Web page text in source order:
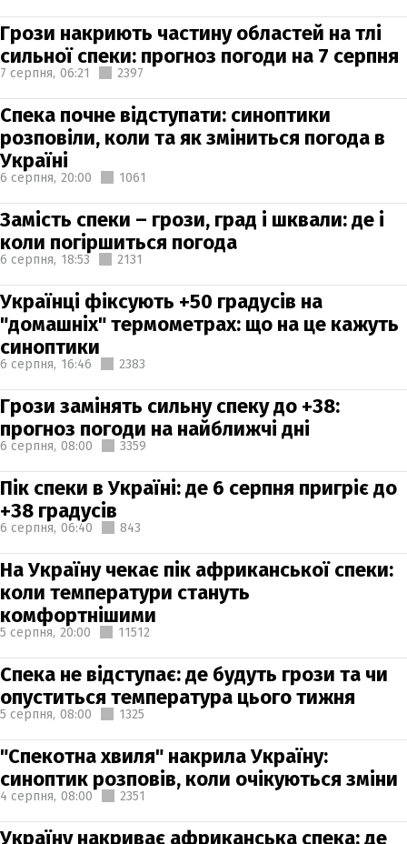
Грози накриють частину областей на тлі
сильної спеки: прогноз погоди на 7 серпня
7 серпня, 06:21 2397
Спека почне відступати: синоптики
розповіли, коли та як зміниться погода в
Україні
6 серпня, 20:00 1061
Замість спеки – грози, град і шквали: де і
коли погіршиться погода
6 серпня, 18:53 2131
Українці фіксують +50 градусів на
"домашніх" термометрах: що на це кажуть
синоптики
6 серпня, 16:46 2383
Грози замінять сильну спеку до +38:
прогноз погоди на найближчі дні
6 серпня, 08:00 3359
Пік спеки в Україні: де 6 серпня пригріє до
+38 градусів
6 серпня, 06:40 843
На Україну чекає пік африканської спеки:
коли температури стануть
комфортнішими
5 серпня, 20:00 11512
Спека не відступає: де будуть грози та чи
опуститься температура цього тижня
5 серпня, 08:00 1325
"Спекотна хвиля" накрила Україну:
синоптик розповів, коли очікуються зміни
4 серпня, 08:00 2351
Україну накриває африканська спека: де